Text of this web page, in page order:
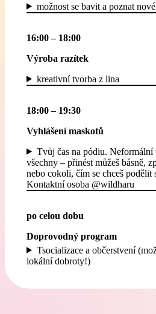
možnost se bavit a poznat
16:00 – 18:00
Výroba razítek
kreativní tvorba z lina
18:00 – 19:30
Vyhlášení maskotů
Tvůj čas na pódiu. Neformální
všechny – přinést můžeš básně,
nebo cokoli, čím se chceš podělit
Kontaktní osoba @wildharu
po celou dobu
Doprovodný program
Tsocializace a občerstvení
lokální dobroty!)